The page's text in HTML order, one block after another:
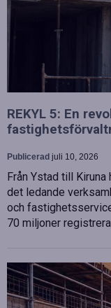
REKYL 5: En
Publicerad juli 10, 2026
Från Ystad till
det ledande
och
70 miljoner